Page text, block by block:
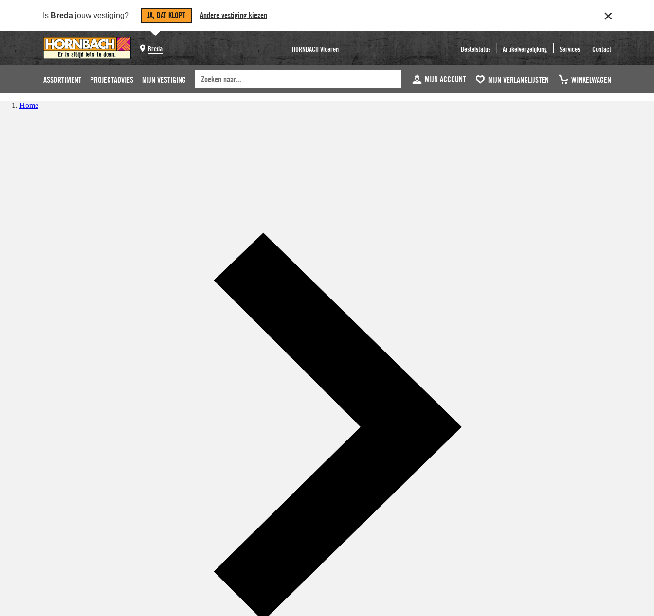
Is Breda jouw vestiging? JA, DAT KLOPT Andere vestiging kiezen
Breda HORNBACH Vloeren Bestelstatus Artikelvergelijking Services Contact
ASSORTIMENT PROJECTADVIES MIJN VESTIGING MIJN ACCOUNT MIJN VERLANGLIJSTEN WINKELWAGEN
Home